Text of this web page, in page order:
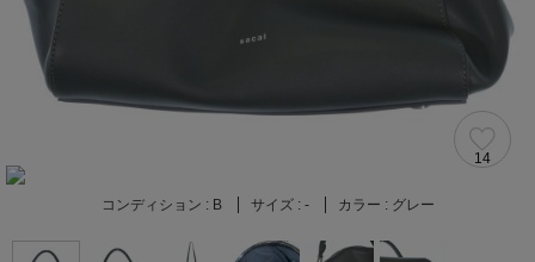
14
コンディション : B サイズ : - カラー : グレー